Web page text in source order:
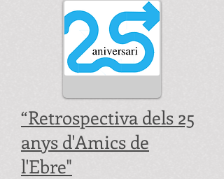
“Retrospectiva dels 25
anys d'Amics de
l'Ebre"